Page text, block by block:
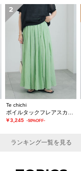
2
Te chichi
￥3,245 -50%OFF-
ランキング一覧を見る